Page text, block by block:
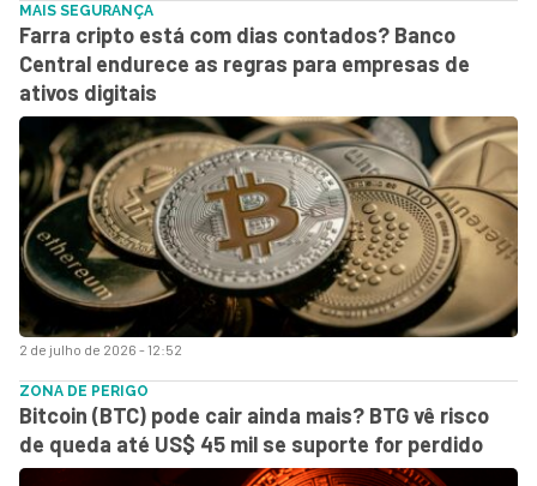
2 de julho de 2026 - 12:52
MAIS SEGURANÇA
Farra cripto está com dias contados? Banco
Central endurece as regras para empresas de
ativos digitais
ZONA DE PERIGO
Bitcoin (BTC) pode cair ainda mais? BTG vê risco
de queda até US$ 45 mil se suporte for perdido